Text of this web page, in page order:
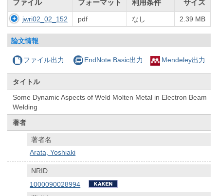
ファイル フォーマット 利用条件 サイズ
jwri02_02_152 pdf なし 2.39 MB
論文情報
ファイル出力 EndNote Basic出力 Mendeley出力
タイトル
Some Dynamic Aspects of Weld Molten Metal in Electron Beam
Welding
著者
著者名
Arata, Yoshiaki
NRID
1000090028994